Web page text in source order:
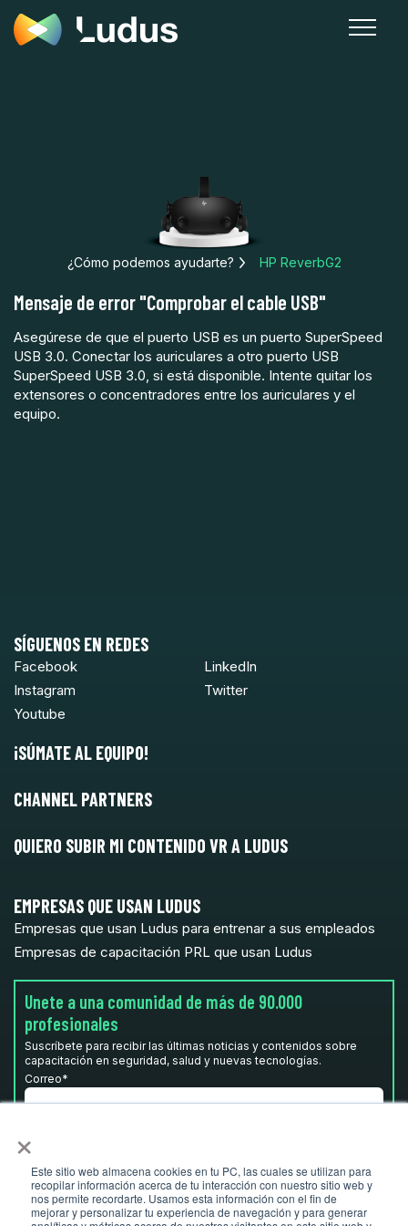
×
Este sitio web almacena cookies en tu PC, las cuales se utilizan para
recopilar información acerca de tu interacción con nuestro sitio web y
nos permite recordarte. Usamos esta información con el fin de
mejorar y personalizar tu experiencia de navegación y para generar
¿Cómo podemos ayudarte? HP ReverbG2
Mensaje de error "Comprobar el cable USB"
Asegúrese de que el puerto USB es un puerto SuperSpeed
USB 3.0. Conectar los auriculares a otro puerto USB
SuperSpeed USB 3.0, si está disponible. Intente quitar los
extensores o concentradores entre los auriculares y el
equipo.
SÍGUENOS EN REDES
Facebook
LinkedIn
Instagram
Twitter
Youtube
¡SÚMATE AL EQUIPO!
CHANNEL PARTNERS
QUIERO SUBIR MI CONTENIDO VR A LUDUS
EMPRESAS QUE USAN LUDUS
Empresas que usan Ludus para entrenar a sus empleados
Empresas de capacitación PRL que usan Ludus
Unete a una comunidad de más de 90.000
profesionales
Suscríbete para recibir las últimas noticias y contenidos sobre
capacitación en seguridad, salud y nuevas tecnologías.
Correo*